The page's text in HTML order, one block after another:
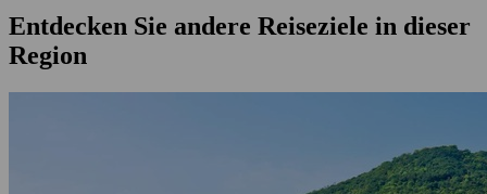
Entdecken Sie andere Reiseziele in dieser
Region